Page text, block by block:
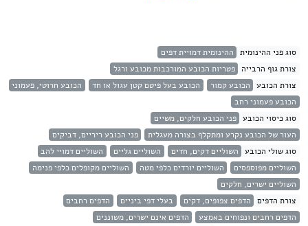
סוג פני ההינומית ההינומית דמויית דפים
צורת גוף הרבייה פטריות הכובע המורכבות מכובע ורגל
צורת הכובע הכובע קמור הכובע בעל פיטם קטן עגול או חד
הכובע חרוטי, פעמוני
הכובע פעמוני רחב
סוג כיסוי הכובע פני הכובע חלקים, משיים
העור של הכובע נקרע ומתקלף בצורה מעגלית
פני הכובע ריריים, דביקים
סוג שולי הכובע השוליים דקים, חדים השוליים גליים
השוליים דמויי להב
השוליים מפוספסים
השוליים יורדים כלפי מטה
השוליים מקופלים כלפי פנימה
השוליים ישרים, חלקים
צורת הדפים הדפים צפופים, דקים בעלי דפי ביניים
הדפים רחבים
הדפים רחבים ונפוחים באמצע
הדפים אינם ישרים, משוננים